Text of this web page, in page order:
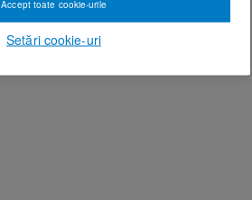
Setări cookie-uri
Accept toate cookie-urile